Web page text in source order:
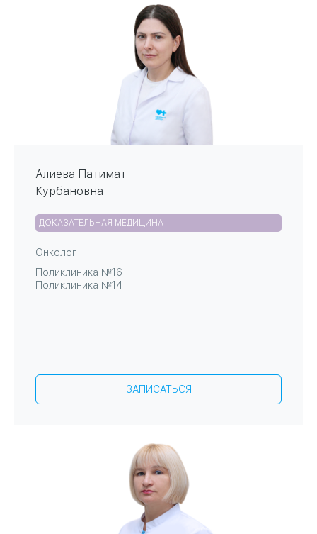
Алиева Патимат
Курбановна
ДОКАЗАТЕЛЬНАЯ МЕДИЦИНА
Онколог
Поликлиника №16
Поликлиника №14
ЗАПИСАТЬСЯ